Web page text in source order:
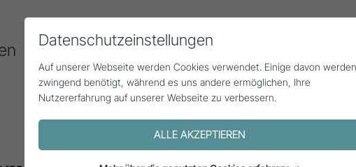
Alle Beiträge Statistik
Datenschutzeinstellungen
Auf unserer Webseite werden Cookies verwendet. Einige davon werden
zwingend benötigt, während es uns andere ermöglichen, Ihre
Nutzererfahrung auf unserer Webseite zu verbessern.
ALLE AKZEPTIEREN